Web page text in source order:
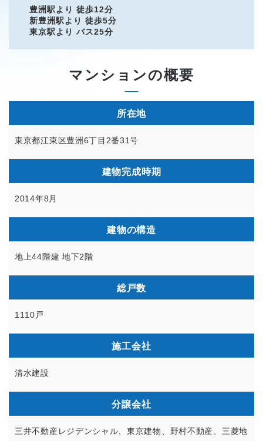
豊洲駅より 徒歩12分
新豊洲駅より 徒歩5分
東京駅より バス25分
マンションの概要
所在地
東京都江東区豊洲6丁目2番31号
建物完成時期
2014年8月
建物の構造
地上44階建 地下2階
総戸数
1110戸
施工会社
清水建設
分譲会社
三井不動産レジデンシャル、東京建物、野村不動産、三菱地